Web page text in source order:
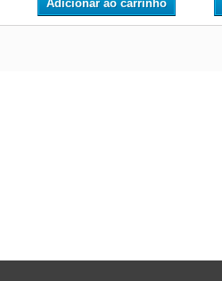
Adicionar ao carrinho